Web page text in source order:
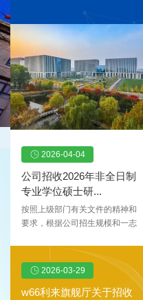
情况问卷集中填答。考生须携
2026-04-04
公司招收2026年非全日制
专业学位硕士研...
按照上级部门有关文件的精神和
要求，根据公司招生规模和一志
录取情况，制定本办法。接收调
剂申请专业要求和工作安排如
下。一、接收调剂申请专业、拟
招收名额和调剂要求表1接收调剂
2026-03-29
w66利来旗舰厅关于招收